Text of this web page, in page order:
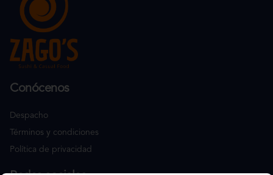
Conócenos
Despacho
Términos y condiciones
Política de privacidad